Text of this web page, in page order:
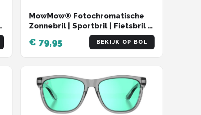
MowMow® Fotochromatische
Zonnebril | Sportbril | Fietsbril |
Wintersport | LuxaLens |
WIZARD-003
€ 79,95 BEKIJK OP BOL